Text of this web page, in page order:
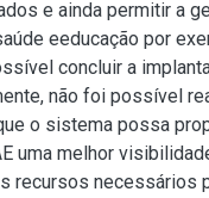
e ainda permitir a
eeducação por
concluir a
não foi possível
o sistema possa
uma melhor
recursos necessários